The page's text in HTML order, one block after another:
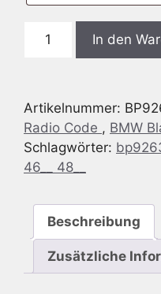
Blaupunkt
CD
-
7
649
042/40/44/46/48
Menge
In den
Artikelnummer:
Radio Code , BMW
Schlagwörter:
46__ 48__
Beschreibung
Zusätzliche